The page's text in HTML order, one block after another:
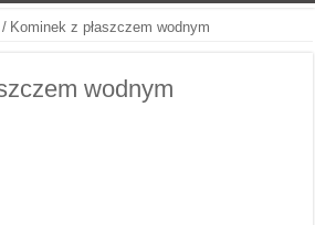
/ Kominek z płaszczem wodnym
wodnym